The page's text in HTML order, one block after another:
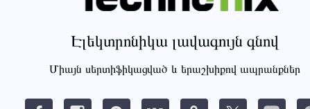
Էլեկտրոնիկա լավագույն գնով
Միայն սերտիֆիկացված և երաշխիքով ապրանքներ